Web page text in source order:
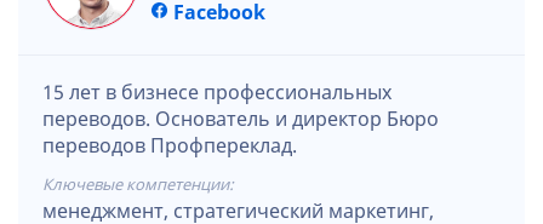
Facebook
15 лет в бизнесе профессиональных
переводов. Основатель и директор Бюро
переводов Профпереклад.
Ключевые компетенции:
менеджмент, стратегический маркетинг,